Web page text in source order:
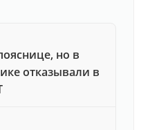
но в
отказывали в